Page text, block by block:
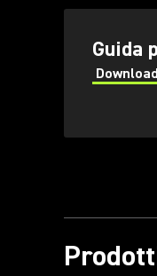
Guida
(Opens in